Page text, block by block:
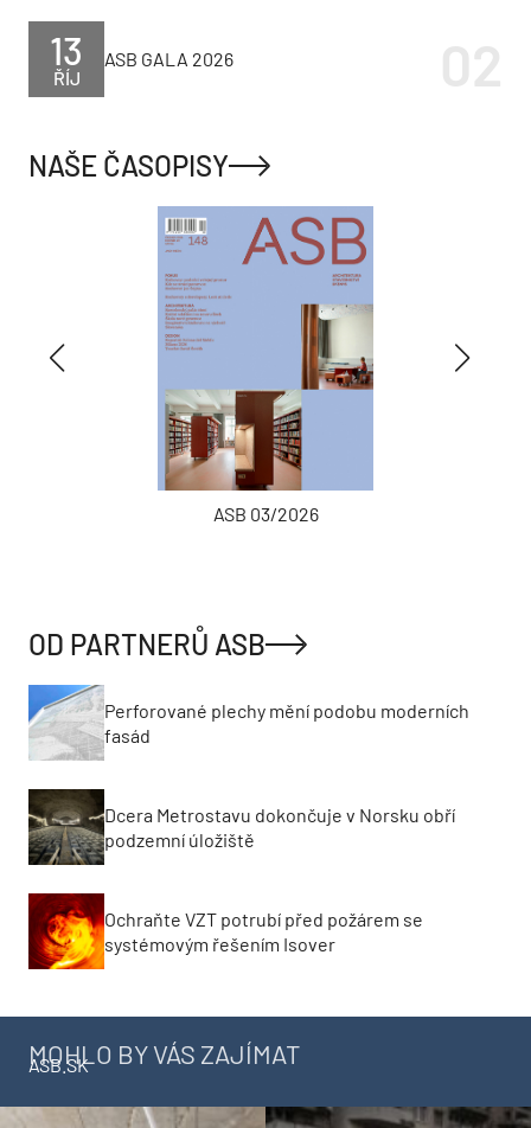
ŘÍJ
13 ASB GALA 2026
NAŠE ČASOPISY
ASB 03/2026
OD PARTNERŮ ASB
Perforované plechy mění podobu moderních
fasád
Dcera Metrostavu dokončuje v Norsku obří
podzemní úložiště
Ochraňte VZT potrubí před požárem se
systémovým řešením Isover
MOHLO BY VÁS ZAJÍMAT
ASB.SK